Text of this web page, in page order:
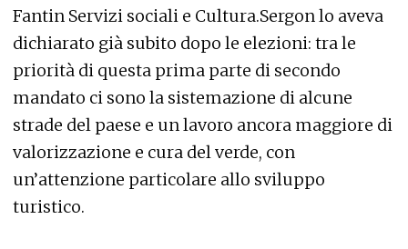
Fantin Servizi sociali e Cultura.Sergon lo aveva
dichiarato già subito dopo le elezioni: tra le
priorità di questa prima parte di secondo
mandato ci sono la sistemazione di alcune
strade del paese e un lavoro ancora maggiore di
valorizzazione e cura del verde, con
un’attenzione particolare allo sviluppo
turistico.